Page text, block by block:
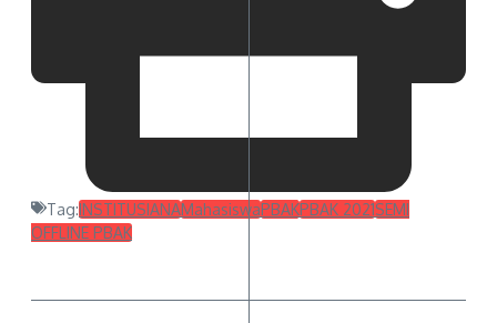
Tag:INSTITUSIANAMahasiswaPBAKPBAK 2021SEMI
OFFLINE PBAK